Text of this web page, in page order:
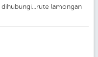
lamongan